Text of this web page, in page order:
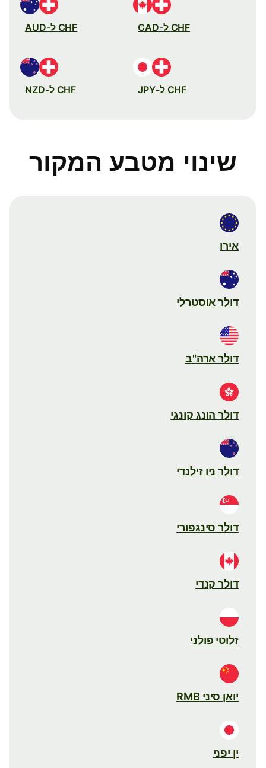
CHF ל-CAD CHF ל-AUD
CHF ל-JPY CHF ל-NZD
שינוי מטבע המקור
אירו
דולר אוסטרלי
דולר ארה"ב
דולר הונג קונגי
דולר ניו זילנדי
דולר סינגפורי
דולר קנדי
זלוטי פולני
יואן סיני RMB
ין יפני